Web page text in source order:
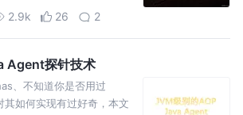
2.9k 26 2
Agent探针技术
、不知道你是否用过
如何实现有过好奇，本文